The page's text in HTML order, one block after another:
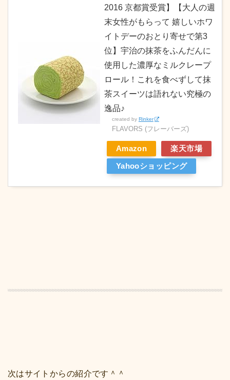
2016 京都賞受賞】【大人の週
末女性がもらって 嬉しいホワ
イトデーのおとり寄せで第3
位】宇治の抹茶をふんだんに
使用した濃厚なミルクレープ
ロール！これを食べずして抹
茶スイーツは語れない究極の
逸品♪
created by Rinker
FLAVORS (フレーバーズ)
Amazon 楽天市場
Yahooショッピング
次はサイトからの紹介です＾＾